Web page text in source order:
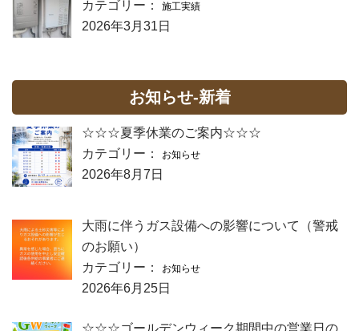
カテゴリー：
施工実績
2026年3月31日
お知らせ-新着
☆☆☆夏季休業のご案内☆☆☆
カテゴリー：
お知らせ
2026年8月7日
大雨に伴うガス設備への影響について（警戒
のお願い）
カテゴリー：
お知らせ
2026年6月25日
☆☆☆ゴールデンウィーク期間中の営業日の